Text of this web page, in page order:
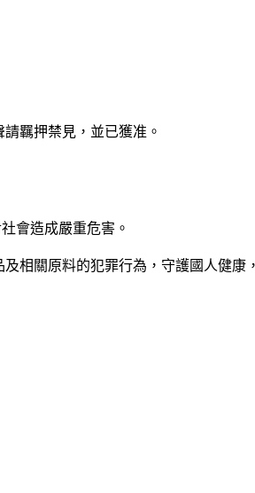
羈押禁見，並已獲准。
會造成嚴重危害。
相關原料的犯罪行為，守護國人健